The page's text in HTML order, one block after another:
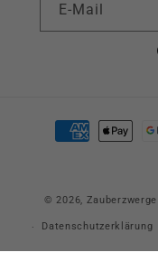
E-Mail
Zahlungsmethoden
© 2026, Zauberzwerge
Datenschutzerklärung